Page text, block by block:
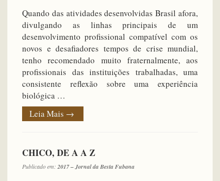
Quando das atividades desenvolvidas Brasil afora,
divulgando as linhas principais de um
desenvolvimento profissional compatível com os
novos e desafiadores tempos de crise mundial,
tenho recomendado muito fraternalmente, aos
profissionais das instituições trabalhadas, uma
consistente reflexão sobre uma experiência
biológica …
Leia Mais →
CHICO, DE A A Z
Publicado em: 2017 – Jornal da Besta Fubana